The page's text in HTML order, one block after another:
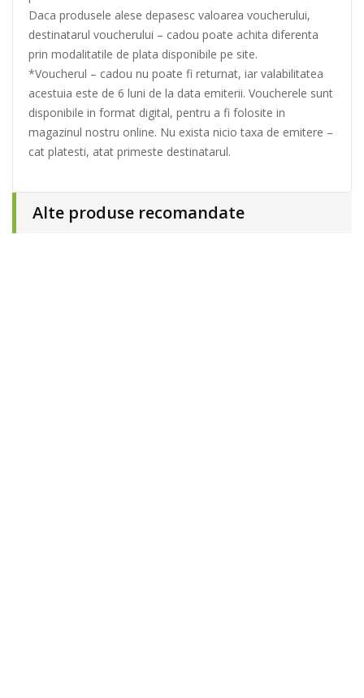
Daca produsele alese depasesc valoarea voucherului,
destinatarul voucherului – cadou poate achita diferenta
prin modalitatile de plata disponibile pe site.
*Voucherul – cadou nu poate fi returnat, iar valabilitatea
acestuia este de 6 luni de la data emiterii. Voucherele sunt
disponibile in format digital, pentru a fi folosite in
magazinul nostru online. Nu exista nicio taxa de emitere –
cat platesti, atat primeste destinatarul.
Alte produse recomandate